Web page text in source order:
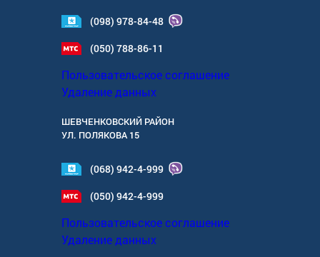
(098) 978-84-48
(050) 788-86-11
Пользовательское соглашение
Удаление данных
ШЕВЧЕНКОВСКИЙ РАЙОН
УЛ. ПОЛЯКОВА 15
(068) 942-4-999
(050) 942-4-999
Пользовательское соглашение
Удаление данных